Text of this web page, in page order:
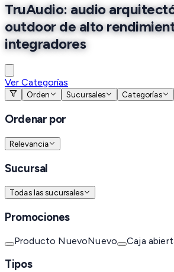
TruAudio: audio
outdoor de alto
integradores
Ver Categorías
Orden Sucursales Categorías
Ordenar por
Relevancia
Sucursal
Todas las sucursales
Promociones
Producto NuevoNuevo Caja
Tipos